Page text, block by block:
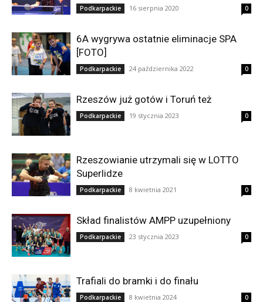
Podkarpackie 16 sierpnia 2020 0
6A wygrywa ostatnie eliminacje SPA
[FOTO]
Podkarpackie 24 października 2022 0
Rzeszów już gotów i Toruń też
Podkarpackie 19 stycznia 2023 0
Rzeszowianie utrzymali się w LOTTO
Superlidze
Podkarpackie 8 kwietnia 2021 0
Skład finalistów AMPP uzupełniony
Podkarpackie 23 stycznia 2023 0
Trafiali do bramki i do finału
Podkarpackie 8 kwietnia 2024 0